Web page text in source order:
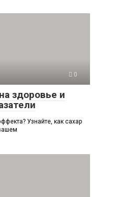
0
здоровье и
Узнайте, как сахар